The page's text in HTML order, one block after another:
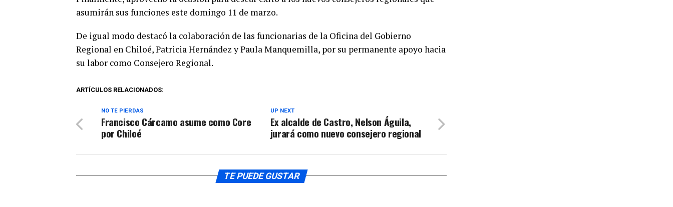
o
para
asumirán sus funciones este domingo 11 de marzo.
De igual modo destacó la colaboración de las funcionarias de la Oficina del Gobierno
Regional en Chiloé, Patricia Hernández y Paula Manquemilla, por su permanente apoyo hacia
su labor como Consejero Regional.
ARTÍCULOS RELACIONADOS:
UP NEXT
Ex alcalde de Castro, Nelson Águila,
jurará como nuevo consejero regional
NO TE PIERDAS
Francisco Cárcamo asume como Core
por Chiloé
TE PUEDE GUSTAR